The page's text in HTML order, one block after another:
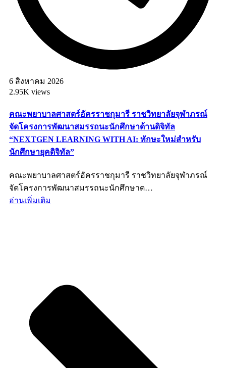
6 สิงหาคม 2026
2.95K views
คณะพยาบาลศาสตร์อัครราชกุมารี ราชวิทยาลัยจุฬาภรณ์
จัดโครงการพัฒนาสมรรถนะนักศึกษาด้านดิจิทัล
“NEXTGEN LEARNING WITH AI: ทักษะใหม่สำหรับ
นักศึกษายุคดิจิทัล”
คณะพยาบาลศาสตร์อัครราชกุมารี ราชวิทยาลัยจุฬาภรณ์
จัดโครงการพัฒนาสมรรถนะนักศึกษาด…
อ่านเพิ่มเติม